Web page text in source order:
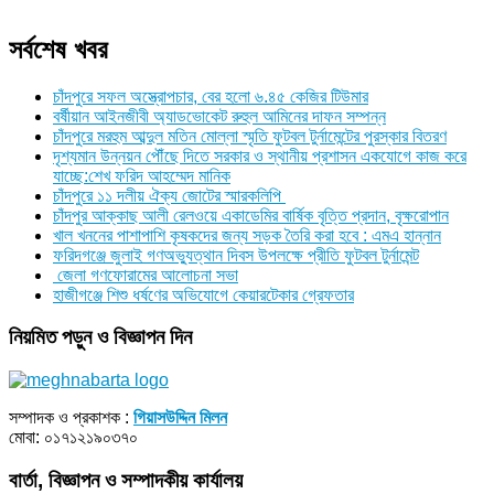
সর্বশেষ খবর
চাঁদপুরে সফল অস্ত্রোপচার, বের হলো ৬.৪৫ কেজির টিউমার
বর্ষীয়ান আইনজীবী অ্যাডভোকেট রুহুল আমিনের দাফন সম্পন্ন
চাঁদপুরে মরহুম আব্দুল মতিন মোল্লা স্মৃতি ফুটবল টুর্নামেন্টের পুরস্কার বিতরণ
দৃশ্যমান উন্নয়ন পৌঁছে দিতে সরকার ও স্থানীয় প্রশাসন একযোগে কাজ করে
যাচ্ছে:শেখ ফরিদ আহম্মেদ মানিক
চাঁদপুরে ১১ দলীয় ঐক্য জোটের স্মারকলিপি
চাঁদপুর আক্কাছ আলী রেলওয়ে একাডেমির বার্ষিক বৃত্তি প্রদান, বৃক্ষরোপান
খাল খননের পাশাপাশি কৃষকদের জন্য সড়ক তৈরি করা হবে : এমএ হান্নান
ফরিদগঞ্জে জুলাই গণঅভ্যুত্থান দিবস উপলক্ষে প্রীতি ফুটবল টুর্নামেন্ট
জেলা গণফোরামের আলোচনা সভা
হাজীগঞ্জে শিশু ধর্ষণের অভিযোগে কেয়ারটেকার গ্রেফতার
নিয়মিত পড়ুন ও বিজ্ঞাপন দিন
সম্পাদক ও প্রকাশক : গিয়াসউদ্দিন মিলন
মোবা: ০১৭১২১৯০৩৭০
বার্তা, বিজ্ঞাপন ও সম্পাদকীয় কার্যালয়